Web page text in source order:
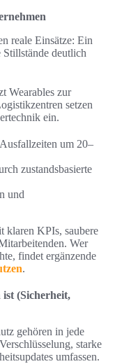
reale Einsätze: Ein
deutlich
Wearables zur
setzen
ein.
um 20–
zustandsbasierte
und
klaren KPIs, saubere
Wer
findet ergänzende
.
(Sicherheit,
gehören in jede
starke
umfassen.